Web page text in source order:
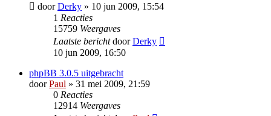
doorDerky » 10 jun 2009, 15:54
1 Reacties
15759 Weergaves
Laatste berichtdoorDerky
10 jun 2009, 16:50
phpBB 3.0.5 uitgebracht
doorPaul » 31 mei 2009, 21:59
0 Reacties
12914 Weergaves